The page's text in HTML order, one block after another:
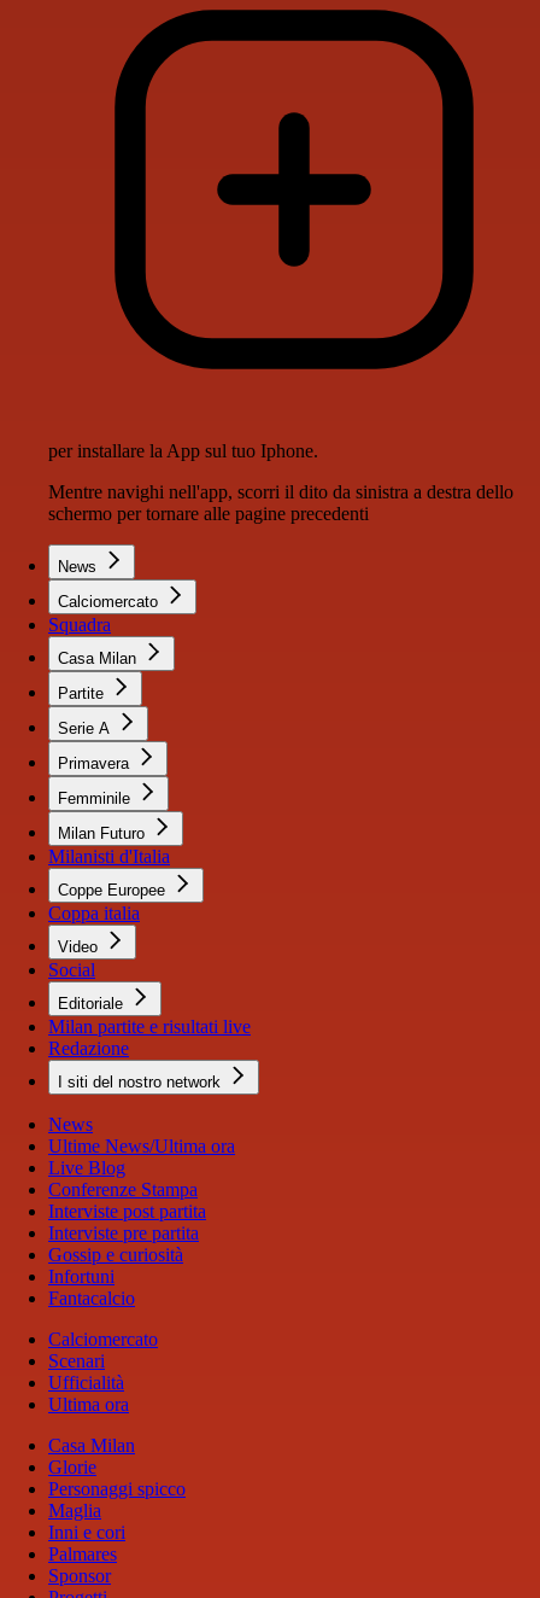
per installare la App sul tuo Iphone.
Mentre navighi nell'app, scorri il dito da sinistra a destra dello
schermo per tornare alle pagine precedenti
News
Calciomercato
Squadra
Casa Milan
Partite
Serie A
Primavera
Femminile
Milan Futuro
Milanisti d'Italia
Coppe Europee
Coppa italia
Video
Social
Editoriale
Milan partite e risultati live
Redazione
I siti del nostro network
News
Ultime News/Ultima ora
Live Blog
Conferenze Stampa
Interviste post partita
Interviste pre partita
Gossip e curiosità
Infortuni
Fantacalcio
Calciomercato
Scenari
Ufficialità
Ultima ora
Casa Milan
Glorie
Personaggi spicco
Maglia
Inni e cori
Palmares
Sponsor